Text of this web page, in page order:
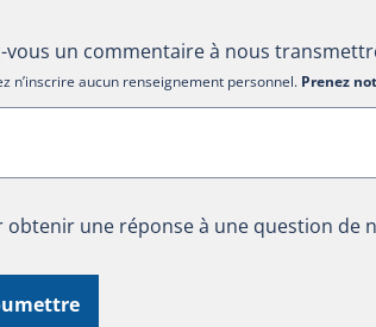
vous un commentaire à nous
n’inscrire aucun renseignement personnel. Prenez
obtenir une réponse à une question de